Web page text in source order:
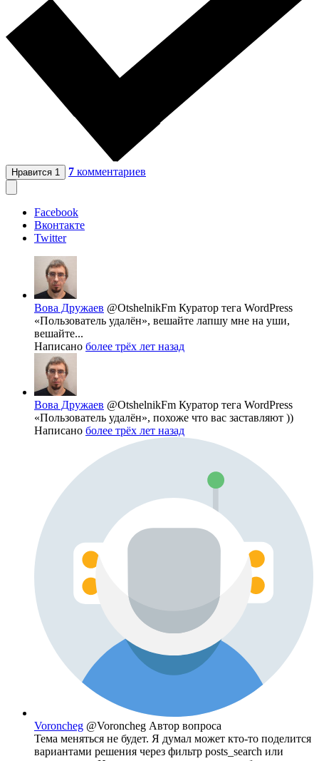
Нравится 1 7 комментариев
Facebook
Вконтакте
Twitter
Вова Дружаев @OtshelnikFm Куратор тега WordPress
«Пользователь удалён», вешайте лапшу мне на уши,
вешайте...
Написано более трёх лет назад
Вова Дружаев @OtshelnikFm Куратор тега WordPress
«Пользователь удалён», похоже что вас заставляют ))
Написано более трёх лет назад
Voroncheg @Voroncheg Автор вопроса
Тема меняться не будет. Я думал может кто-то поделится
вариантами решения через фильтр posts_search или